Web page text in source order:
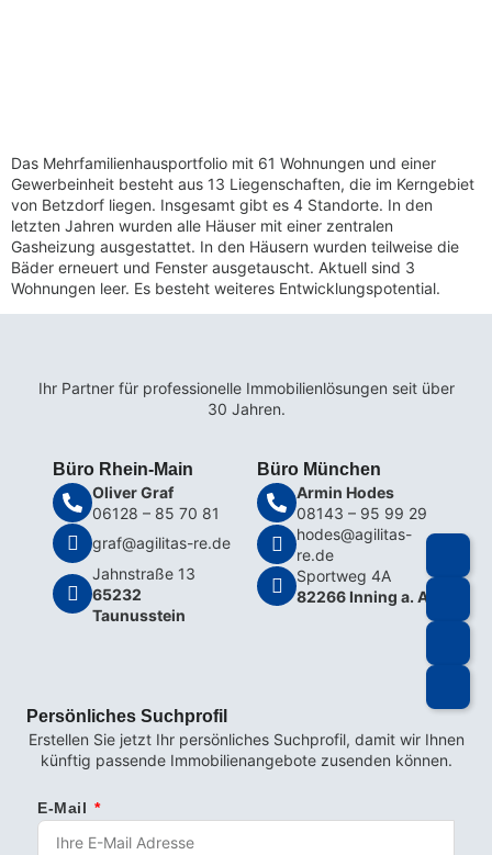
Das Mehrfamilienhausportfolio mit 61 Wohnungen und einer
Gewerbeinheit besteht aus 13 Liegenschaften, die im Kerngebiet
von Betzdorf liegen. Insgesamt gibt es 4 Standorte. In den
letzten Jahren wurden alle Häuser mit einer zentralen
Gasheizung ausgestattet. In den Häusern wurden teilweise die
Bäder erneuert und Fenster ausgetauscht. Aktuell sind 3
Wohnungen leer. Es besteht weiteres Entwicklungspotential.
Ihr Partner für professionelle Immobilienlösungen seit über
30 Jahren.
Büro Rhein-Main
Oliver Graf
06128 – 85 70 81
graf@agilitas-re.de
Jahnstraße 13
65232
Taunusstein
Büro München
Armin Hodes
08143 – 95 99 29
hodes@agilitas-
re.de
Sportweg 4A
82266 Inning a. A.
Persönliches Suchprofil
Erstellen Sie jetzt Ihr persönliches Suchprofil, damit wir Ihnen
künftig passende Immobilienangebote zusenden können.
E-Mail